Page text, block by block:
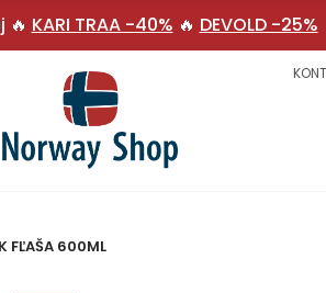
🔥 KARI TRAA -40% 🔥 DEVOLD -25%
FĽAŠA 600ML